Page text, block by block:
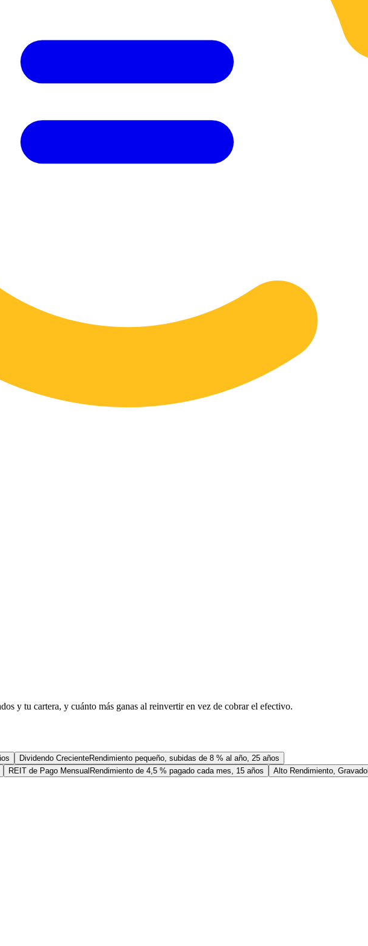
y tu cartera, y cuánto más ganas al reinvertir en vez de cobrar el efectivo.
Dividendo CrecienteRendimiento pequeño, subidas de 8 % al año, 25 años
REIT de Pago Mensual Rendimiento de 4,5 % pagado cada mes, 15 años Alto Rendimiento, Gravado